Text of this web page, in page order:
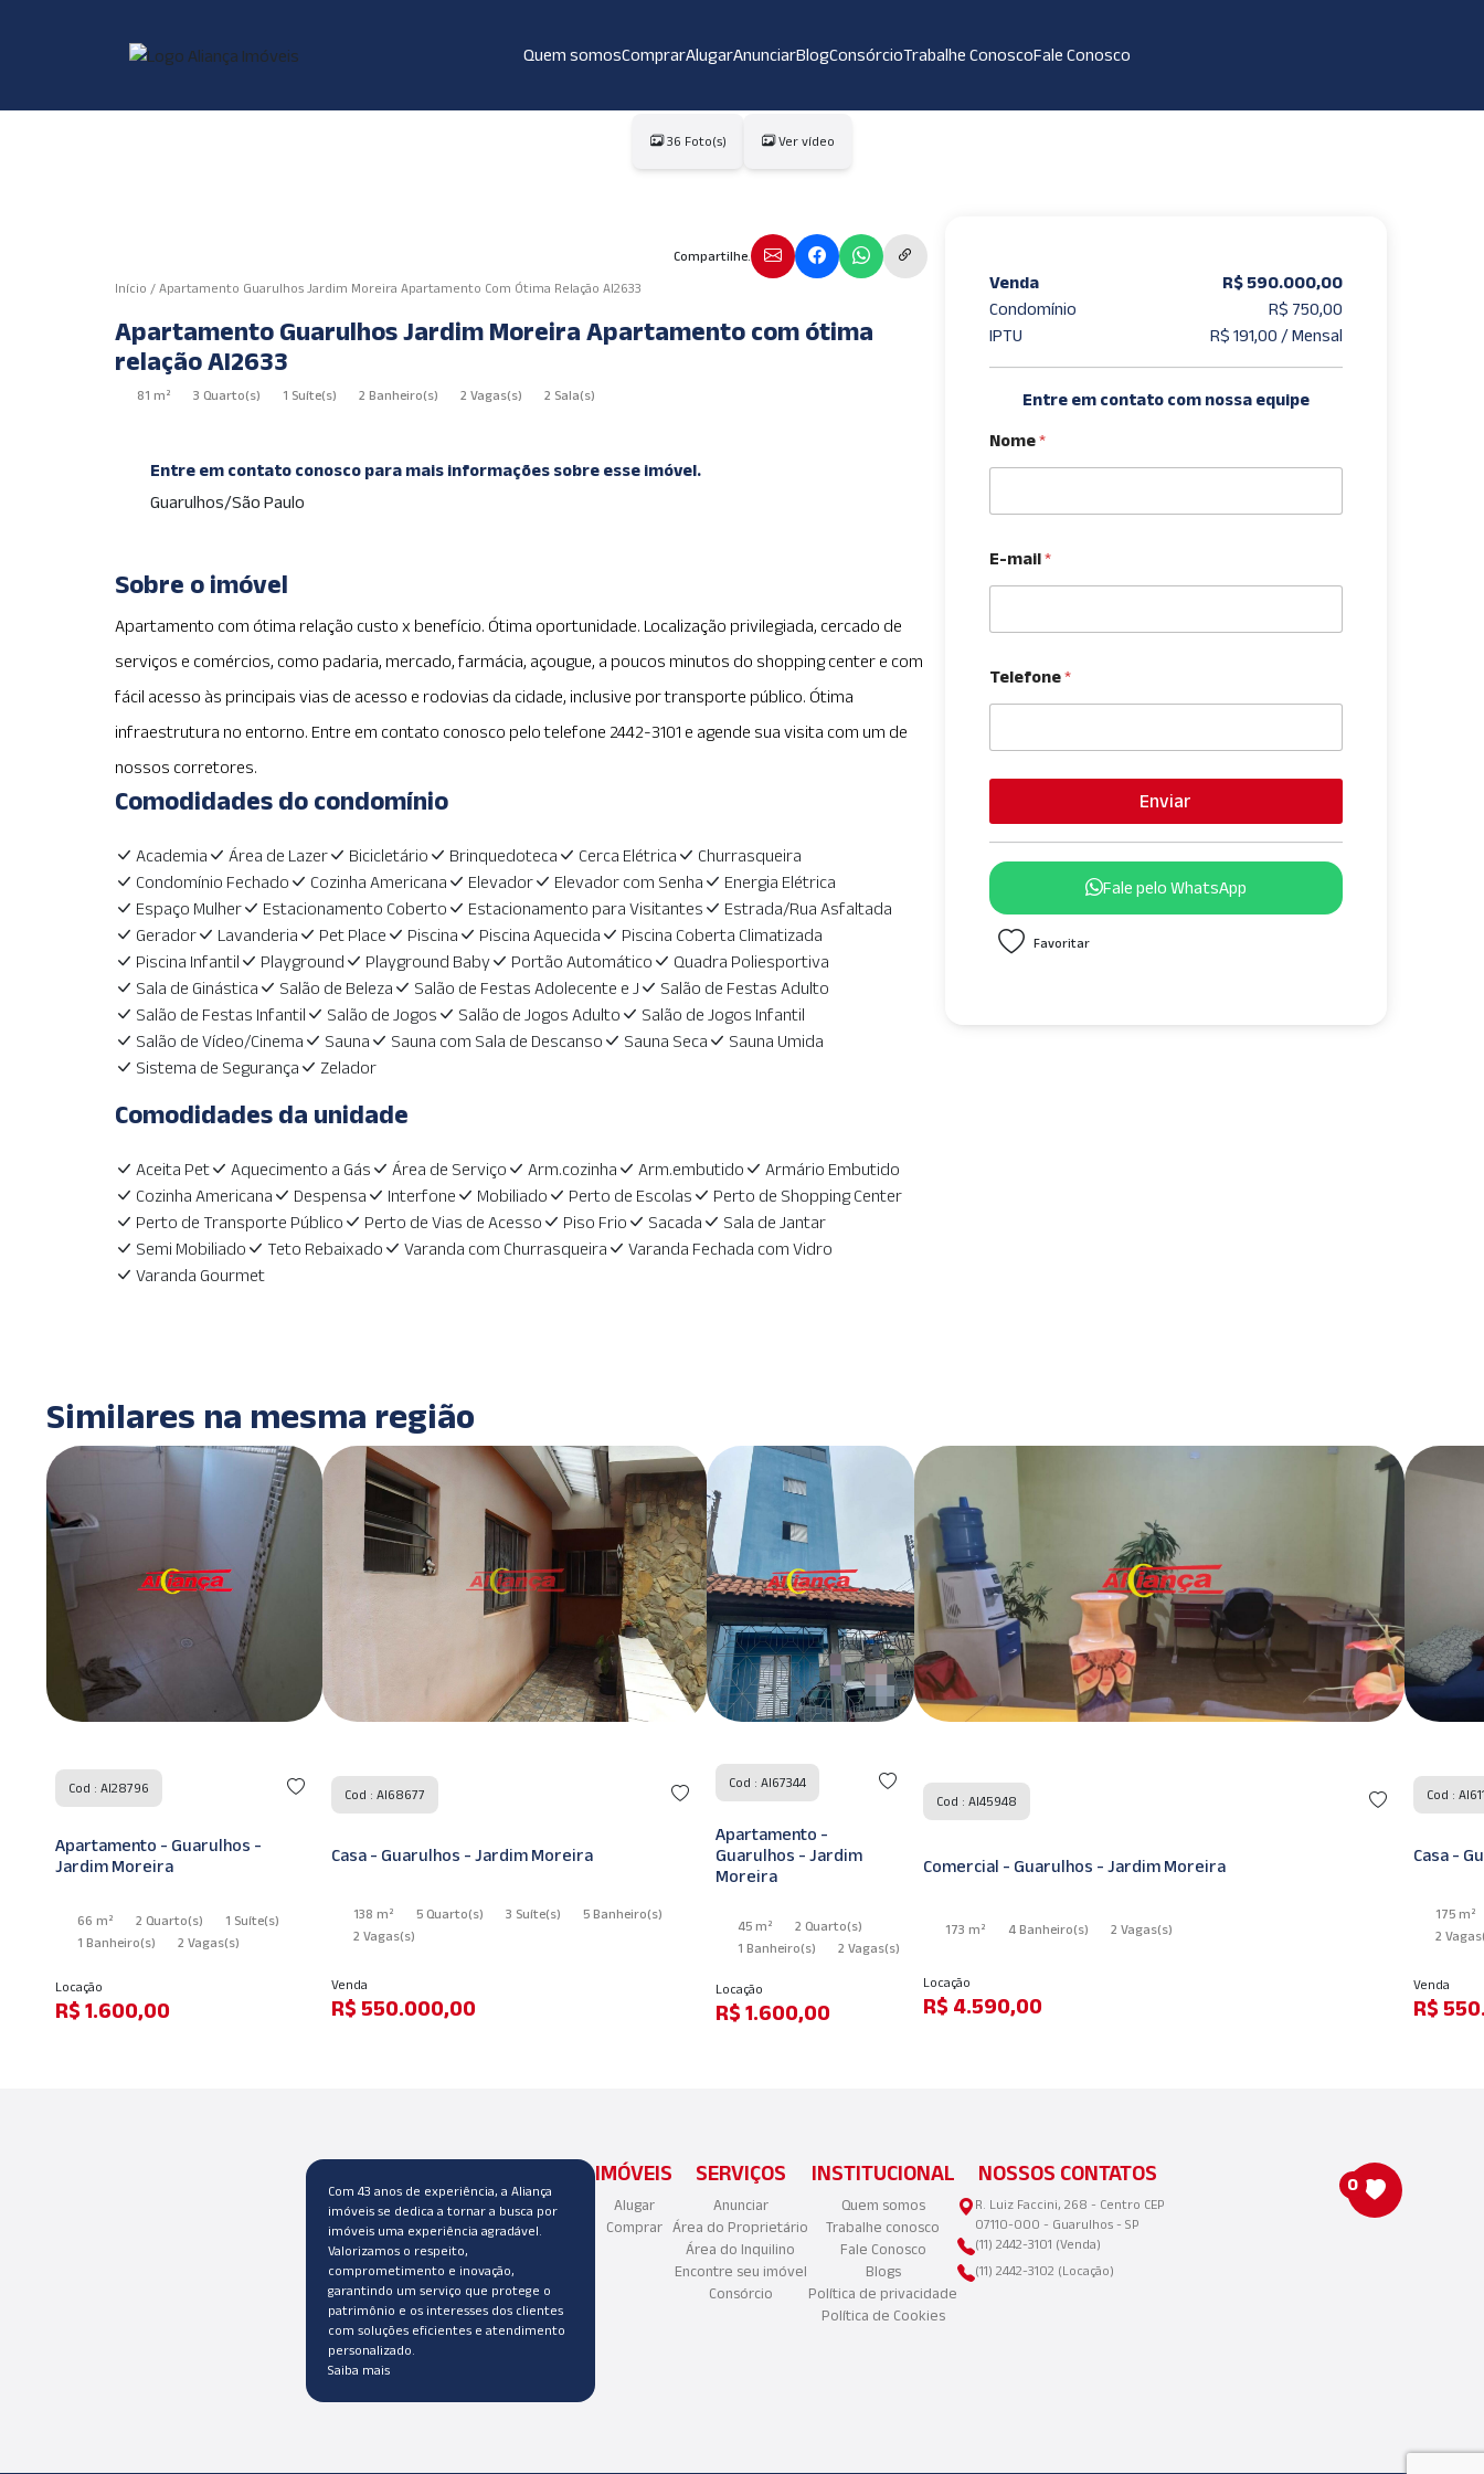
Quem somosComprarAlugarAnunciarBlogConsórcioTrabalhe ConoscoFale Conosco
36 Foto(s) Ver vídeo
Compartilhe.
Início / Apartamento Guarulhos Jardim Moreira Apartamento Com Ótima Relação AI2633
Apartamento Guarulhos Jardim Moreira Apartamento com ótima
relação AI2633
81 m² 3 Quarto(s) 1 Suíte(s) 2 Banheiro(s) 2 Vagas(s) 2 Sala(s)
Entre em contato conosco para mais informações sobre esse imóvel.
Guarulhos/São Paulo
Sobre o imóvel
Apartamento com ótima relação custo x benefício. Ótima oportunidade. Localização privilegiada, cercado de
serviços e comércios, como padaria, mercado, farmácia, açougue, a poucos minutos do shopping center e com
fácil acesso às principais vias de acesso e rodovias da cidade, inclusive por transporte público. Ótima
infraestrutura no entorno. Entre em contato conosco pelo telefone 2442-3101 e agende sua visita com um de
nossos corretores.
Comodidades do condomínio
Academia Área de Lazer Bicicletário Brinquedoteca Cerca Elétrica
Churrasqueira
Condomínio Fechado
Cozinha Americana Elevador Elevador com Senha
Energia Elétrica
Espaço Mulher
Estacionamento Coberto Estacionamento para Visitantes
Estrada/Rua Asfaltada
Gerador
Lavanderia Pet Place Piscina Piscina Aquecida
Piscina Coberta Climatizada
Piscina Infantil
Playground Playground Baby Portão Automático
Quadra Poliesportiva
Sala de Ginástica
Salão de Beleza Salão de Festas Adolecente e J
Salão de Festas Adulto
Salão de Festas Infantil
Salão de Jogos Salão de Jogos Adulto
Salão de Jogos Infantil
Salão de Vídeo/Cinema
Sauna Sauna com Sala de Descanso Sauna Seca
Sauna Umida
Sistema de Segurança
Zelador
Comodidades da unidade
Aceita Pet Aquecimento a Gás Área de Serviço Arm.cozinha Arm.embutido
Armário Embutido
Cozinha Americana
Despensa Interfone Mobiliado Perto de Escolas
Perto de Shopping Center
Perto de Transporte Público
Perto de Vias de Acesso Piso Frio Sacada
Sala de Jantar
Semi Mobiliado
Teto Rebaixado Varanda com Churrasqueira
Varanda Fechada com Vidro
Varanda Gourmet
Venda
R$ 590.000,00
Condomínio
R$ 750,00
IPTU
R$ 191,00 / Mensal
Entre em contato com nossa equipe
Nome*
E-mail*
Telefone*
Enviar
Fale pelo WhatsApp
Favoritar
Similares na mesma região
Cod : AI28796
Apartamento - Guarulhos -
Jardim Moreira
66 m² 2 Quarto(s) 1 Suíte(s)
1 Banheiro(s) 2 Vagas(s)
Locação
R$ 1.600,00
Cod : AI68677
Casa - Guarulhos - Jardim Moreira
138 m² 5 Quarto(s) 3 Suíte(s) 5 Banheiro(s)
2 Vagas(s)
Venda
R$ 550.000,00
Cod : AI67344
Apartamento -
Guarulhos - Jardim
Moreira
45 m² 2 Quarto(s)
1 Banheiro(s) 2 Vagas(s)
Locação
R$ 1.600,00
Cod : AI45948
Comercial - Guarulhos - Jardim Moreira
173 m² 4 Banheiro(s) 2 Vagas(s)
Locação
R$ 4.590,00
Cod :
Casa -
175 m²
2 Vagas
Venda
R$
Com 43 anos de experiência, a Aliança
imóveis se dedica a tornar a busca por
imóveis uma experiência agradável.
Valorizamos o respeito,
comprometimento e inovação,
garantindo um serviço que protege o
patrimônio e os interesses dos clientes
com soluções eficientes e atendimento
personalizado.
Saiba mais
IMÓVEIS
Alugar
Comprar
SERVIÇOS
Anunciar
Área do Proprietário
Área do Inquilino
Encontre seu imóvel
Consórcio
INSTITUCIONAL
Quem somos
Trabalhe conosco
Fale Conosco
Blogs
Política de privacidade
Política de Cookies
NOSSOS CONTATOS
R. Luiz Faccini, 268 - Centro CEP
07110-000 - Guarulhos - SP
(11) 2442-3101 (Venda)
(11) 2442-3102 (Locação)
0